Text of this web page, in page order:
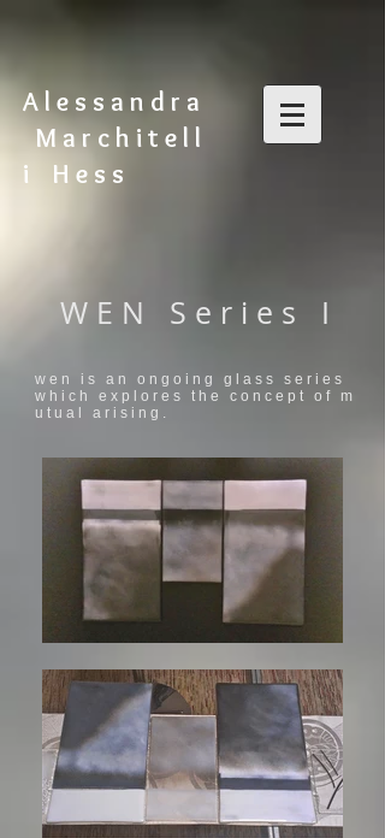
A l e s s a n d r a
M a r c h i t e l l
i H e s s
w e n i s a n o n g o i n g g l a s s s e r i e s
w h i c h e x p l o r e s t h e c o n c e p t o f m
u t u a l a r i s i n g .
W E N S e r i e s I